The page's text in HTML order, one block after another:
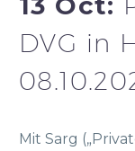
DVG in
Mit Sarg